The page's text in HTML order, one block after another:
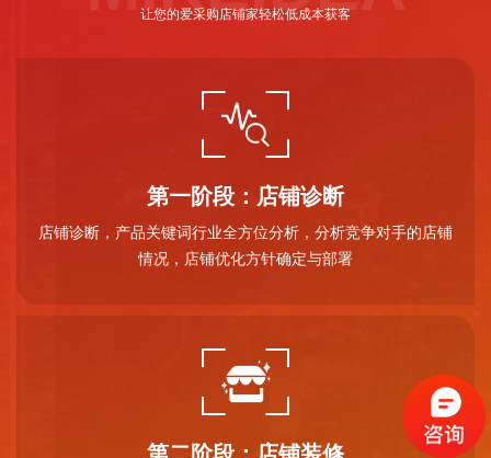
让您的爱采购店铺家轻松低成本获客
第一阶段：店铺诊断
店铺诊断，产品关键词行业全方位分析，分析竞争对手的店铺
情况，店铺优化方针确定与部署